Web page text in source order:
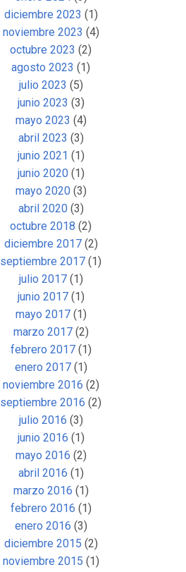
diciembre 2023 (1)
noviembre 2023 (4)
octubre 2023 (2)
agosto 2023 (1)
julio 2023 (5)
junio 2023 (3)
mayo 2023 (4)
abril 2023 (3)
junio 2021 (1)
junio 2020(1)
mayo 2020(3)
abril 2020(3)
octubre 2018 (2)
diciembre 2017(2)
septiembre 2017 (1)
julio 2017(1)
junio 2017(1)
mayo 2017(1)
marzo 2017(2)
febrero 2017(1)
enero 2017(1)
noviembre 2016 (2)
septiembre 2016 (2)
julio 2016 (3)
junio 2016 (1)
mayo 2016 (2)
abril 2016 (1)
marzo 2016 (1)
febrero 2016 (1)
enero 2016 (3)
diciembre 2015 (2)
noviembre 2015 (1)